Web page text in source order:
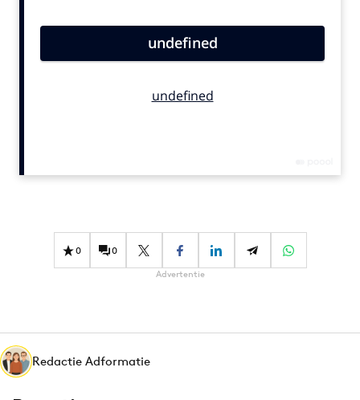
Carriere
Diversiteit
Interne communicatie
Martech
Media
0 0
Advertentie
Redactie Adformatie